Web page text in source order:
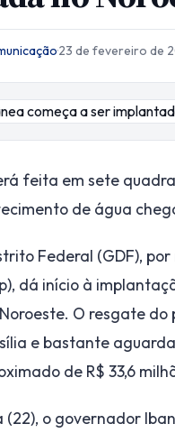
·23 de fevereiro de
feita em sete
de água
Federal (GDF),
dá início à
O resgate
e bastante
de R$ 33,6
o governador